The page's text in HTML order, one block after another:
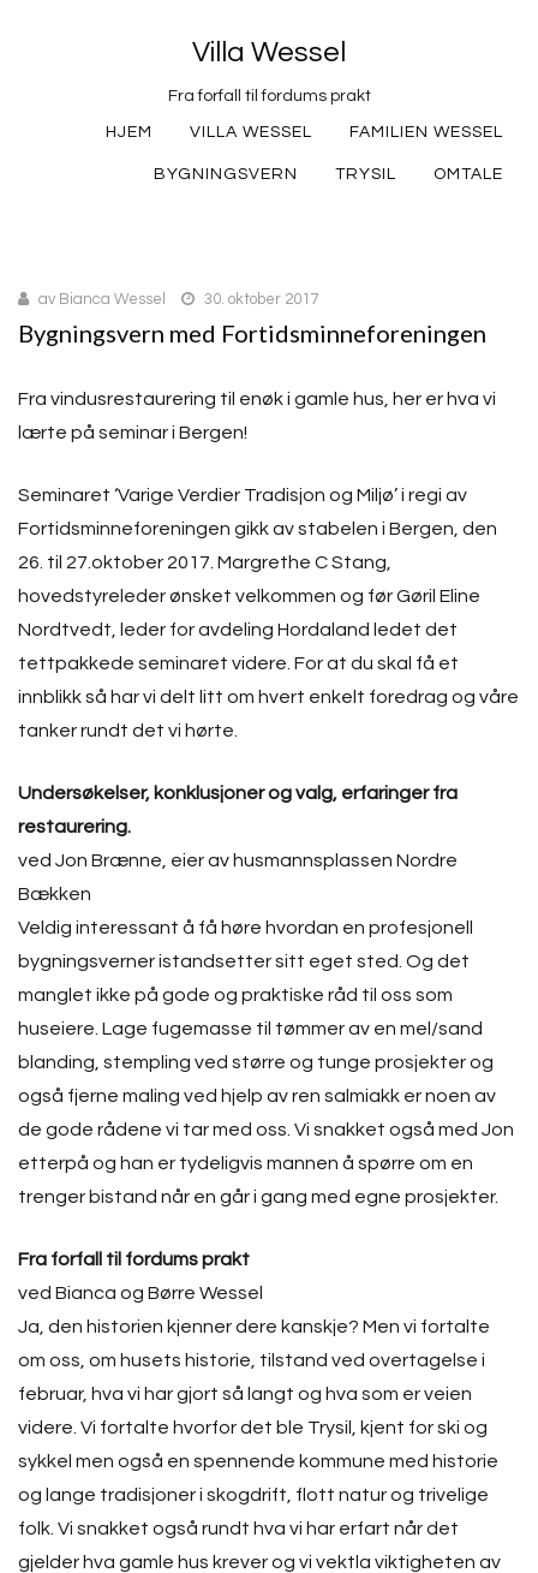
Villa Wessel
Fra forfall til fordums prakt
HJEM VILLA WESSEL FAMILIEN WESSEL
BYGNINGSVERN TRYSIL OMTALE
av Bianca Wessel 30. oktober 2017
Bygningsvern med Fortidsminneforeningen
Fra vindusrestaurering til enøk i gamle hus, her er hva vi
lærte på seminar i Bergen!
Seminaret ‘Varige Verdier Tradisjon og Miljø’ i regi av
Fortidsminneforeningen gikk av stabelen i Bergen, den
26. til 27.oktober 2017. Margrethe C Stang,
hovedstyreleder ønsket velkommen og før Gøril Eline
Nordtvedt, leder for avdeling Hordaland ledet det
tettpakkede seminaret videre. For at du skal få et
innblikk så har vi delt litt om hvert enkelt foredrag og våre
tanker rundt det vi hørte.
Undersøkelser, konklusjoner og valg, erfaringer fra
restaurering.
ved Jon Brænne, eier av husmannsplassen Nordre
Bækken
Veldig interessant å få høre hvordan en profesjonell
bygningsverner istandsetter sitt eget sted. Og det
manglet ikke på gode og praktiske råd til oss som
huseiere. Lage fugemasse til tømmer av en mel/sand
blanding, stempling ved større og tunge prosjekter og
også fjerne maling ved hjelp av ren salmiakk er noen av
de gode rådene vi tar med oss. Vi snakket også med Jon
etterpå og han er tydeligvis mannen å spørre om en
trenger bistand når en går i gang med egne prosjekter.
Fra forfall til fordums prakt
ved Bianca og Børre Wessel
Ja, den historien kjenner dere kanskje? Men vi fortalte
om oss, om husets historie, tilstand ved overtagelse i
februar, hva vi har gjort så langt og hva som er veien
videre. Vi fortalte hvorfor det ble Trysil, kjent for ski og
sykkel men også en spennende kommune med historie
og lange tradisjoner i skogdrift, flott natur og trivelige
folk. Vi snakket også rundt hva vi har erfart når det
gjelder hva gamle hus krever og vi vektla viktigheten av